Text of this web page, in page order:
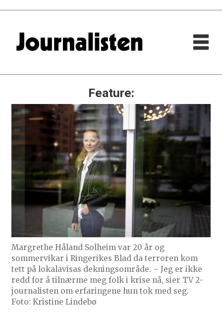
Feature:
Margrethe Håland Solheim var 20 år og
sommervikar i Ringerikes Blad da terroren kom
tett på lokalavisas dekningsområde. – Jeg er ikke
redd for å tilnærme meg folk i krise nå, sier TV 2-
journalisten om erfaringene hun tok med seg.
Foto: Kristine Lindebø